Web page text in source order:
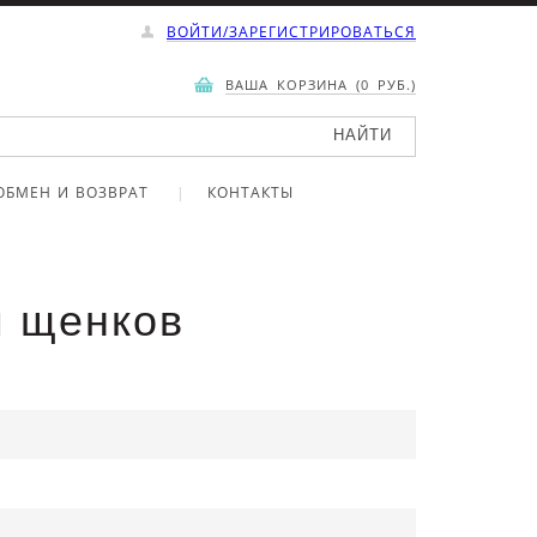
ВОЙТИ/ЗАРЕГИСТРИРОВАТЬСЯ
ВАША КОРЗИНА (0 РУБ.)
И ВОЗВРАТ КОНТАКТЫ
щенков